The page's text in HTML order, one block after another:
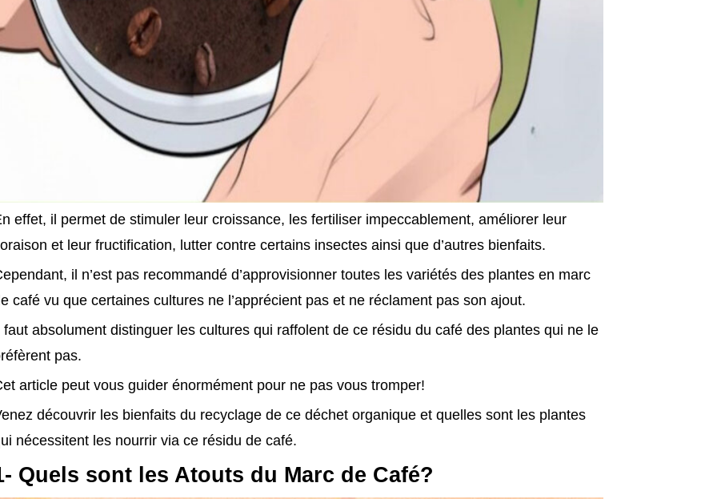
effet, il permet de stimuler leur croissance, les fertiliser impeccablement, améliorer leur
et leur fructification, lutter contre certains insectes ainsi que d’autres bienfaits.
il n’est pas recommandé d’approvisionner toutes les variétés des plantes en marc
café vu que certaines cultures ne l’apprécient pas et ne réclament pas son ajout.
faut absolument distinguer les cultures qui raffolent de ce résidu du café des plantes qui ne le
pas.
article peut vous guider énormément pour ne pas vous tromper!
découvrir les bienfaits du recyclage de ce déchet organique et quelles sont les plantes
nécessitent les nourrir via ce résidu de café.
Quels sont les Atouts du Marc de Café?